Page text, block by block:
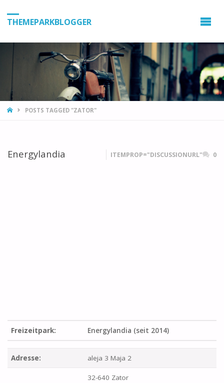
THEMEPARKBLOGGER
HOMEPOSTS TAGGED "ZATOR"
Energylandia ITEMPROP="DISCUSSIONURL" 0
Freizeitpark: Energylandia (seit 2014)
Adresse: aleja 3 Maja 2
32-640 Zator